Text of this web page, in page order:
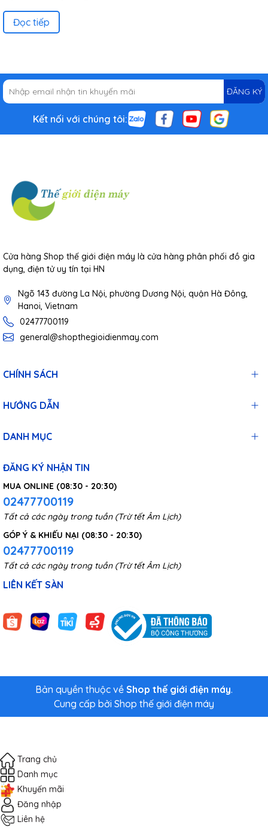
Đọc tiếp
ĐĂNG KÝ
Kết nối với chúng tôi:
Cửa hàng Shop thế giới điện máy là cửa hàng phân phối đồ gia
dụng, điện tử uy tín tại HN
Ngõ 143 đường La Nội, phường Dương Nội, quận Hà Đông,
Hanoi, Vietnam
02477700119
general@shopthegioidienmay.com
CHÍNH SÁCH
HƯỚNG DẪN
DANH MỤC
ĐĂNG KÝ NHẬN TIN
MUA ONLINE (08:30 - 20:30)
02477700119
Tất cả các ngày trong tuần (Trừ tết Âm Lịch)
GÓP Ý & KHIẾU NẠI (08:30 - 20:30)
02477700119
Tất cả các ngày trong tuần (Trừ tết Âm Lịch)
LIÊN KẾT SÀN
Bản quyền thuộc về Shop thế giới điện máy.
Cung cấp bởi Shop thế giới điện máy
Trang chủ
Danh mục
Khuyến mãi
Đăng nhập
Liên hệ